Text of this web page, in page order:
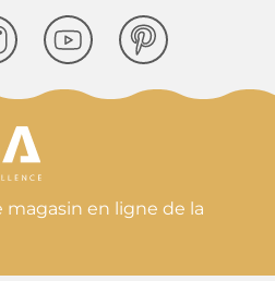
en ligne de la